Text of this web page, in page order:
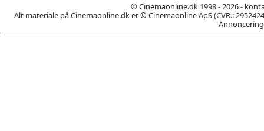
© Cinemaonline.dk 1998 - 2026 -
Alt materiale på Cinemaonline.dk er © Cinemaonline ApS (CVR.: